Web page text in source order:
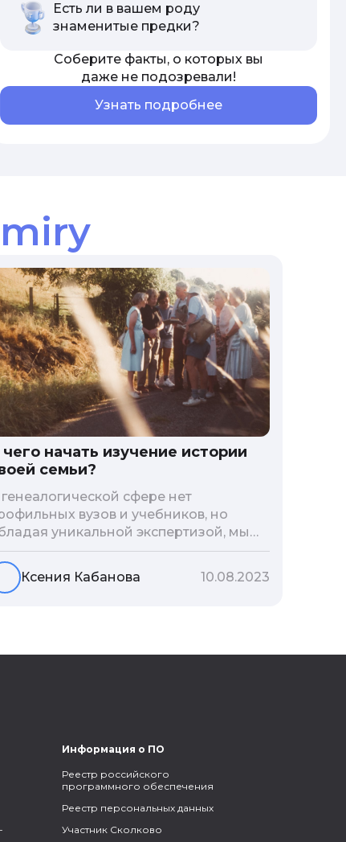
Есть ли в вашем роду
знаменитые предки?
Соберите факты, о которых вы
даже не подозревали!
Узнать подробнее
чего начать изучение истории
семьи?
сфере нет
вузов и учебников, но
уникальной экспертизой, мы
авторскую методологию
архивно-генеалогических
ее мы закладываем и
Ксения Кабанова 10.08.2023
Информация о ПО
Реестр российского
программного обеспечения
Реестр персональных данных
Участник Сколково